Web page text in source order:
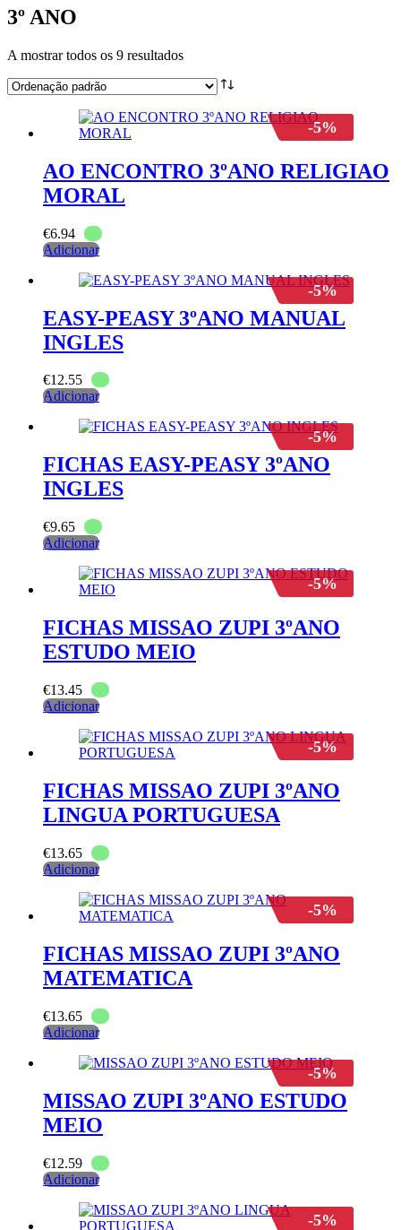
3º ANO
A mostrar todos os 9 resultados
-5%
AO ENCONTRO 3ºANO RELIGIAO
MORAL
€6.94
Adicionar
-5%
EASY-PEASY 3ºANO MANUAL
INGLES
€12.55
Adicionar
-5%
FICHAS EASY-PEASY 3ºANO
INGLES
€9.65
Adicionar
-5%
FICHAS MISSAO ZUPI 3ºANO
ESTUDO MEIO
€13.45
Adicionar
-5%
FICHAS MISSAO ZUPI 3ºANO
LINGUA PORTUGUESA
€13.65
Adicionar
-5%
FICHAS MISSAO ZUPI 3ºANO
MATEMATICA
€13.65
Adicionar
-5%
MISSAO ZUPI 3ºANO ESTUDO
MEIO
€12.59
Adicionar
-5%